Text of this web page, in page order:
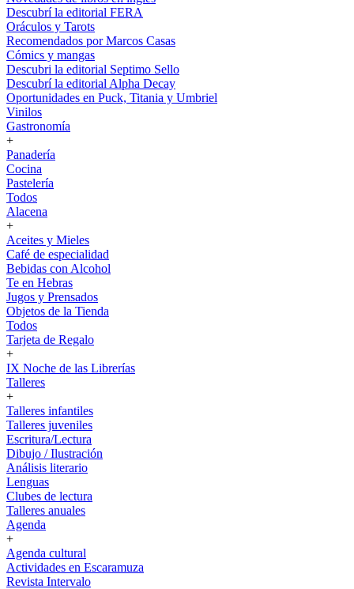
Descubrí la editorial FERA
Oráculos y Tarots
Recomendados por Marcos Casas
Cómics y mangas
Descubri la editorial Septimo Sello
Descubrí la editorial Alpha Decay
Oportunidades en Puck, Titania y Umbriel
Vinilos
Gastronomía
+
Panadería
Cocina
Pastelería
Todos
Alacena
+
Aceites y Mieles
Café de especialidad
Bebidas con Alcohol
Te en Hebras
Jugos y Prensados
Objetos de la Tienda
Todos
Tarjeta de Regalo
+
IX Noche de las Librerías
Talleres
+
Talleres infantiles
Talleres juveniles
Escritura/Lectura
Dibujo / Ilustración
Análisis literario
Lenguas
Clubes de lectura
Talleres anuales
Agenda
+
Agenda cultural
Actividades en Escaramuza
Revista Intervalo